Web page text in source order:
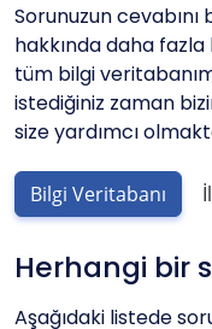
Sorunuzun cevabını
hakkında daha
tüm bilgi
istediğiniz zaman
size yardımcı
Bilgi Veritabanı
Herhangi bir
Aşağıdaki listede